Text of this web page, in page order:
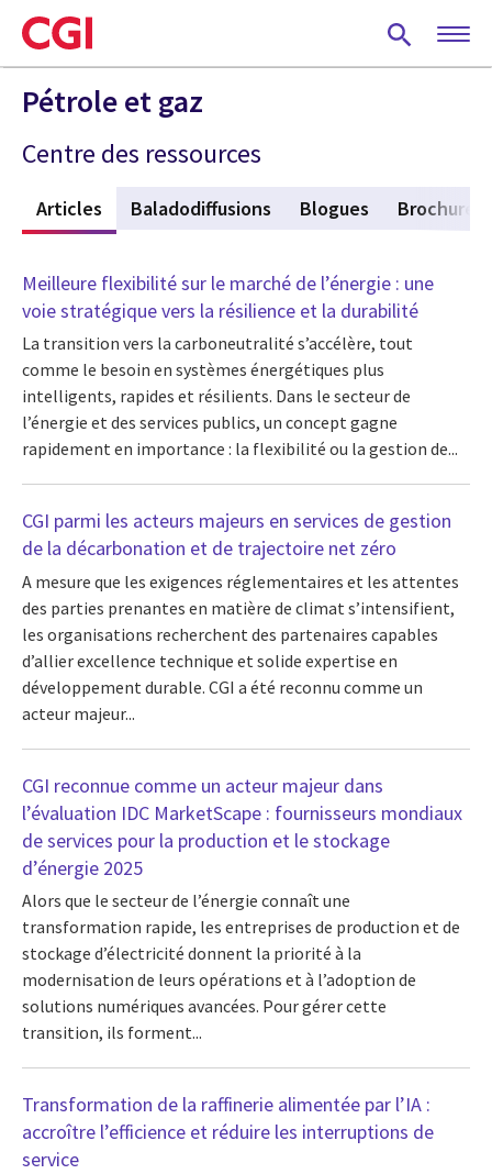
Skip
to
main
content
Pétrole et gaz
Centre des ressources
Articles (active tab)
Baladodiffusions Blogues Brochures
Meilleure flexibilité sur le marché de l’énergie : une
voie stratégique vers la résilience et la durabilité
La transition vers la carboneutralité s’accélère, tout
comme le besoin en systèmes énergétiques plus
intelligents, rapides et résilients. Dans le secteur de
l’énergie et des services publics, un concept gagne
rapidement en importance : la flexibilité ou la gestion de...
CGI parmi les acteurs majeurs en services de gestion
de la décarbonation et de trajectoire net zéro
A mesure que les exigences réglementaires et les attentes
des parties prenantes en matière de climat s’intensifient,
les organisations recherchent des partenaires capables
d’allier excellence technique et solide expertise en
développement durable. CGI a été reconnu comme un
acteur majeur...
CGI reconnue comme un acteur majeur dans
l’évaluation IDC MarketScape : fournisseurs mondiaux
de services pour la production et le stockage
d’énergie 2025
Alors que le secteur de l’énergie connaît une
transformation rapide, les entreprises de production et de
stockage d’électricité donnent la priorité à la
modernisation de leurs opérations et à l’adoption de
solutions numériques avancées. Pour gérer cette
transition, ils forment...
Transformation de la raffinerie alimentée par l’IA :
accroître l’efficience et réduire les interruptions de
service